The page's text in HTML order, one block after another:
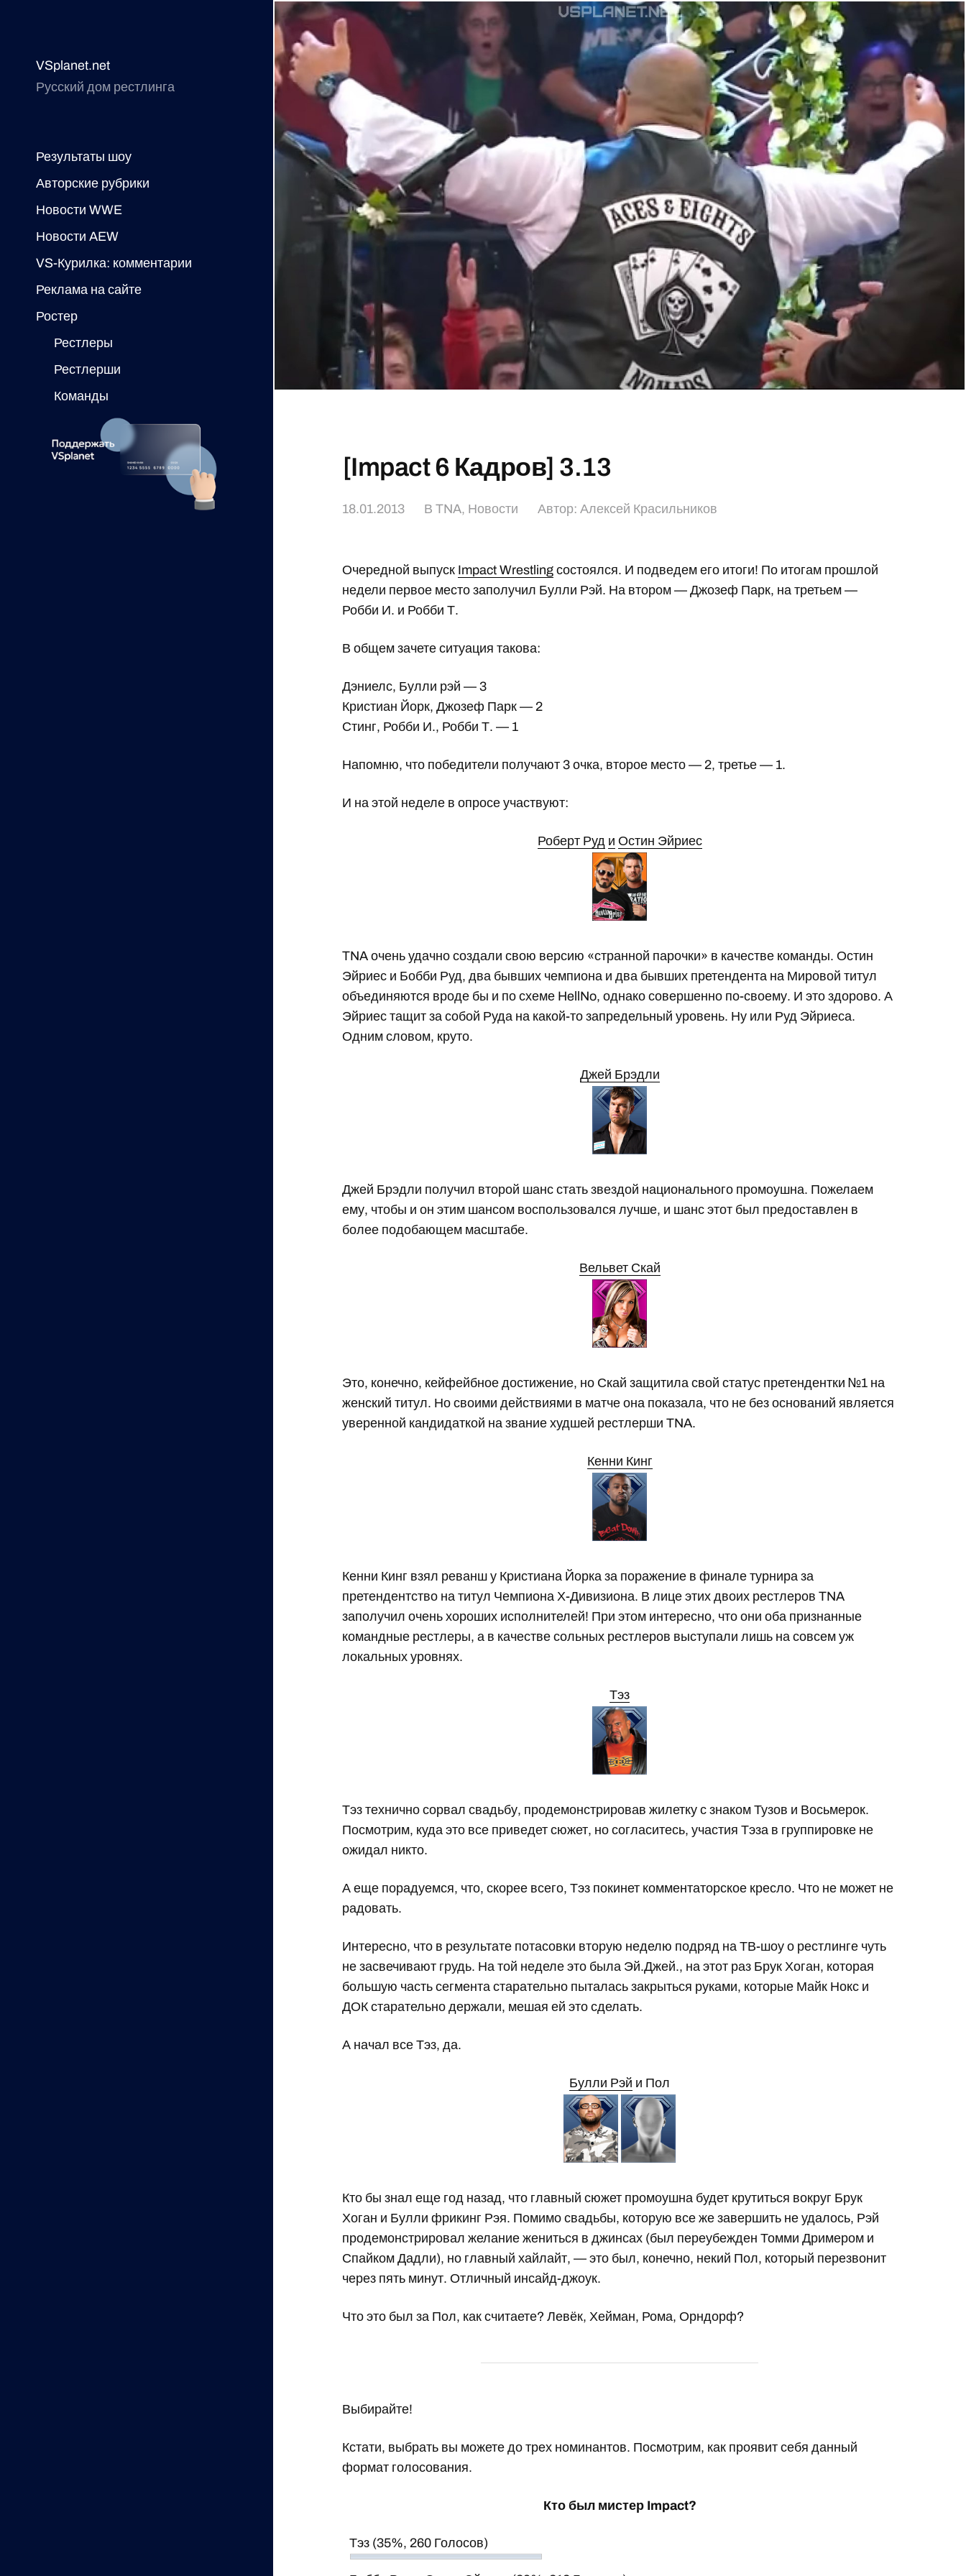
VSplanet.net
Русский дом рестлинга
Результаты шоу
Авторские рубрики
Новости WWE
Новости AEW
VS-Курилка: комментарии
Реклама на сайте
Ростер
Рестлеры
Рестлерши
Команды
[Impact 6 Кадров] 3.13
18.01.2013 ВTNA, Новости Автор:Алексей Красильников
Очередной выпуск Impact Wrestling состоялся. И подведем его итоги! По итогам прошлой
недели первое место заполучил Булли Рэй. На втором — Джозеф Парк, на третьем —
Робби И. и Робби Т.
В общем зачете ситуация такова:
Дэниелс, Булли рэй — 3
Кристиан Йорк, Джозеф Парк — 2
Стинг, Робби И., Робби Т. — 1
Напомню, что победители получают 3 очка, второе место — 2, третье — 1.
И на этой неделе в опросе участвуют:
Роберт Руд и Остин Эйриес
TNA очень удачно создали свою версию «странной парочки» в качестве команды. Остин
Эйриес и Бобби Руд, два бывших чемпиона и два бывших претендента на Мировой титул
объединяются вроде бы и по схеме HellNo, однако совершенно по-своему. И это здорово. А
Эйриес тащит за собой Руда на какой-то запредельный уровень. Ну или Руд Эйриеса.
Одним словом, круто.
Джей Брэдли
Джей Брэдли получил второй шанс стать звездой национального промоушна. Пожелаем
ему, чтобы и он этим шансом воспользовался лучше, и шанс этот был предоставлен в
более подобающем масштабе.
Вельвет Скай
Это, конечно, кейфейбное достижение, но Скай защитила свой статус претендентки №1 на
женский титул. Но своими действиями в матче она показала, что не без оснований является
уверенной кандидаткой на звание худшей рестлерши TNA.
Кенни Кинг
Кенни Кинг взял реванш у Кристиана Йорка за поражение в финале турнира за
претендентство на титул Чемпиона Х-Дивизиона. В лице этих двоих рестлеров TNA
заполучил очень хороших исполнителей! При этом интересно, что они оба признанные
командные рестлеры, а в качестве сольных рестлеров выступали лишь на совсем уж
локальных уровнях.
Тэз
Тэз технично сорвал свадьбу, продемонстрировав жилетку с знаком Тузов и Восьмерок.
Посмотрим, куда это все приведет сюжет, но согласитесь, участия Тэза в группировке не
ожидал никто.
А еще порадуемся, что, скорее всего, Тэз покинет комментаторское кресло. Что не может не
радовать.
Интересно, что в результате потасовки вторую неделю подряд на ТВ-шоу о рестлинге чуть
не засвечивают грудь. На той неделе это была Эй.Джей., на этот раз Брук Хоган, которая
большую часть сегмента старательно пыталась закрыться руками, которые Майк Нокс и
ДОК старательно держали, мешая ей это сделать.
А начал все Тэз, да.
Булли Рэй и Пол
Кто бы знал еще год назад, что главный сюжет промоушна будет крутиться вокруг Брук
Хоган и Булли фрикинг Рэя. Помимо свадьбы, которую все же завершить не удалось, Рэй
продемонстрировал желание жениться в джинсах (был переубежден Томми Дримером и
Спайком Дадли), но главный хайлайт, — это был, конечно, некий Пол, который перезвонит
через пять минут. Отличный инсайд-джоук.
Что это был за Пол, как считаете? Левёк, Хейман, Рома, Орндорф?
Выбирайте!
Кстати, выбрать вы можете до трех номинантов. Посмотрим, как проявит себя данный
формат голосования.
Кто был мистер Impact?
Тэз (35%, 260 Голосов)